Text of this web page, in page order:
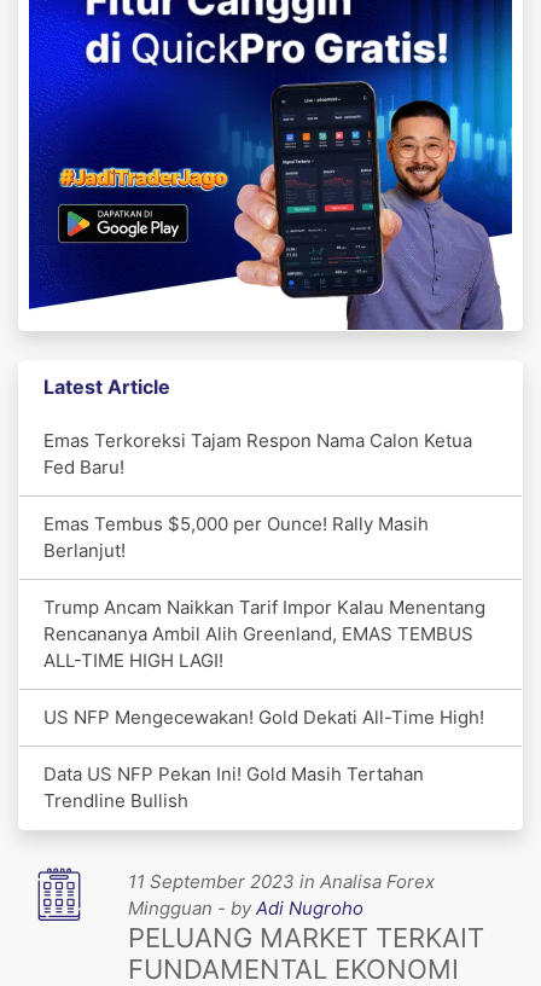
Latest Article
Emas Terkoreksi Tajam Respon Nama Calon Ketua
Fed Baru!
Emas Tembus $5,000 per Ounce! Rally Masih
Berlanjut!
Trump Ancam Naikkan Tarif Impor Kalau Menentang
Rencananya Ambil Alih Greenland, EMAS TEMBUS
ALL-TIME HIGH LAGI!
US NFP Mengecewakan! Gold Dekati All-Time High!
Data US NFP Pekan Ini! Gold Masih Tertahan
Trendline Bullish
11 September 2023 in Analisa Forex
Mingguan - byAdi Nugroho
PELUANG MARKET TERKAIT
FUNDAMENTAL EKONOMI